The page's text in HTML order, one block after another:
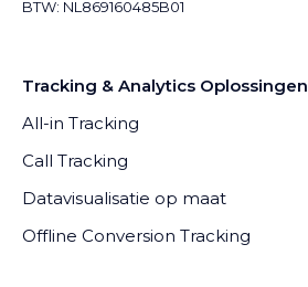
BTW: NL869160485B01
Tracking & Analytics Oplossingen
All-in Tracking
Call Tracking
Datavisualisatie op maat
Offline Conversion Tracking